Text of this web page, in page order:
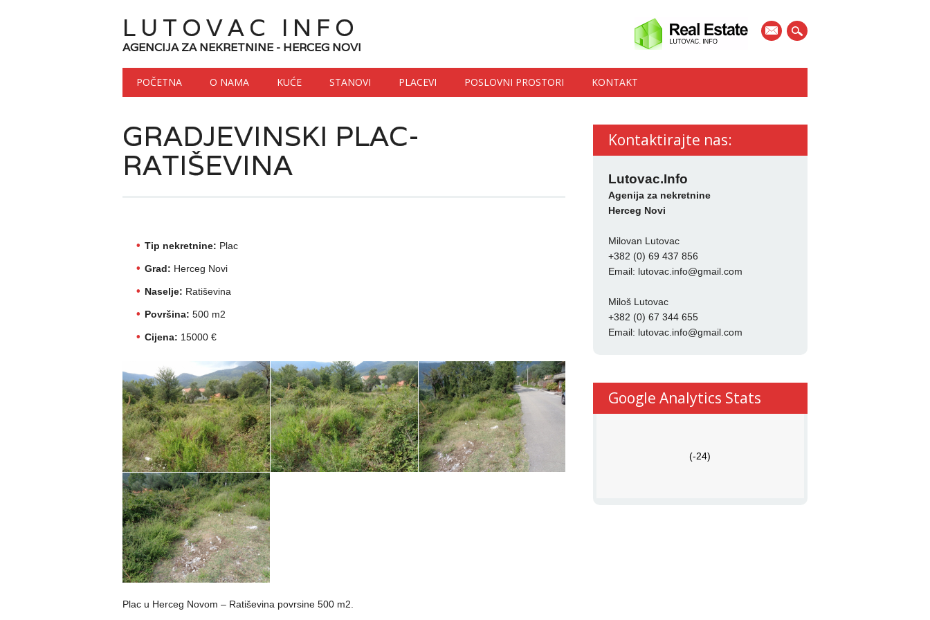
mail
LUTOVAC INFO
AGENCIJA ZA NEKRETNINE - HERCEG NOVI
Main menu
Skip to content
POČETNA O NAMA KUĆE STANOVI PLACEVI POSLOVNI PROSTORI KONTAKT
GRADJEVINSKI PLAC-
RATIŠEVINA
Tip nekretnine: Plac
Grad: Herceg Novi
Naselje: Ratiševina
Površina: 500 m2
Cijena: 15000 €
Plac u Herceg Novom – Ratiševina povrsine 500 m2.
Kontaktirajte nas:
Lutovac.Info
Agenija za nekretnine
Herceg Novi
Milovan Lutovac
+382 (0) 69 437 856
Email: lutovac.info@gmail.com
Miloš Lutovac
+382 (0) 67 344 655
Email: lutovac.info@gmail.com
Google Analytics Stats
(-24)